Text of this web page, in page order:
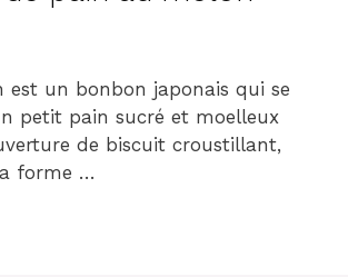
est un bonbon japonais qui se
petit pain sucré et moelleux
de biscuit croustillant,
forme …